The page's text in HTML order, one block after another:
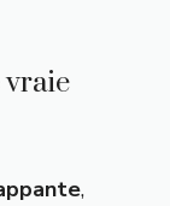
vraie
,